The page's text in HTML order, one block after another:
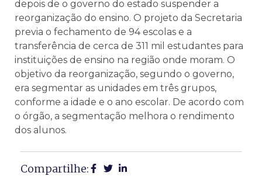
depois de o governo do estado suspender a
reorganização do ensino. O projeto da Secretaria
previa o fechamento de 94 escolas e a
transferência de cerca de 311 mil estudantes para
instituições de ensino na região onde moram. O
objetivo da reorganização, segundo o governo,
era segmentar as unidades em três grupos,
conforme a idade e o ano escolar. De acordo com
o órgão, a segmentação melhora o rendimento
dos alunos.
Compartilhe: